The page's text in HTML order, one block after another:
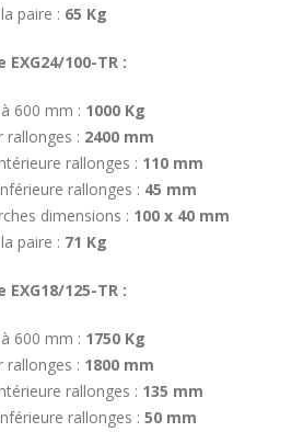
paire : 65 Kg
EXG24/100-TR :
600 mm : 1000 Kg
rallonges : 2400 mm
rallonges : 110 mm
rallonges : 45 mm
dimensions : 100 x 40 mm
paire : 71 Kg
EXG18/125-TR :
600 mm : 1750 Kg
rallonges : 1800 mm
rallonges : 135 mm
rallonges : 50 mm